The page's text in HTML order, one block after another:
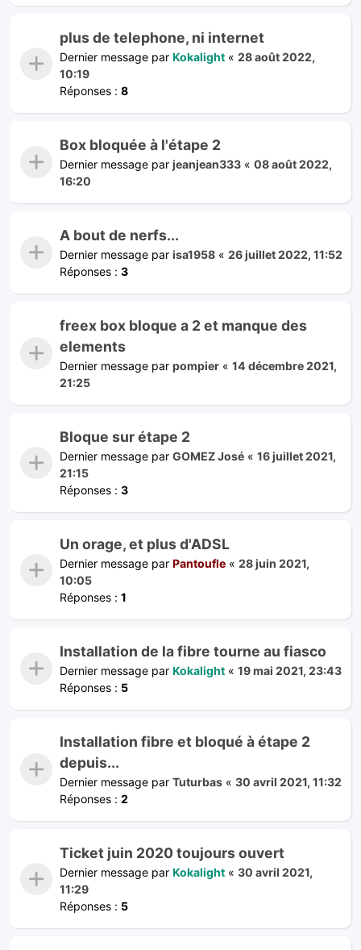
plus de telephone, ni internet
Dernier message par Kokalight « 28 août 2022,
10:19
Réponses : 8
Box bloquée à l'étape 2
Dernier message par jeanjean333 « 08 août 2022,
16:20
A bout de nerfs...
Dernier message par isa1958 « 26 juillet 2022, 11:52
Réponses : 3
freex box bloque a 2 et manque des
elements
Dernier message par pompier « 14 décembre 2021,
21:25
Bloque sur étape 2
Dernier message par GOMEZ José « 16 juillet 2021,
21:15
Réponses : 3
Un orage, et plus d'ADSL
Dernier message par Pantoufle « 28 juin 2021,
10:05
Réponses : 1
Installation de la fibre tourne au fiasco
Dernier message par Kokalight « 19 mai 2021, 23:43
Réponses : 5
Installation fibre et bloqué à étape 2
depuis...
Dernier message par Tuturbas « 30 avril 2021, 11:32
Réponses : 2
Ticket juin 2020 toujours ouvert
Dernier message par Kokalight « 30 avril 2021,
11:29
Réponses : 5